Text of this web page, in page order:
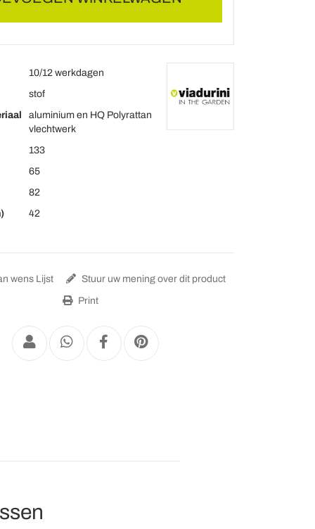
10/12 werkdagen
stof
aluminium en HQ Polyrattan
vlechtwerk
133
65
82
42
wens Lijst Stuur uw mening over dit product
Print